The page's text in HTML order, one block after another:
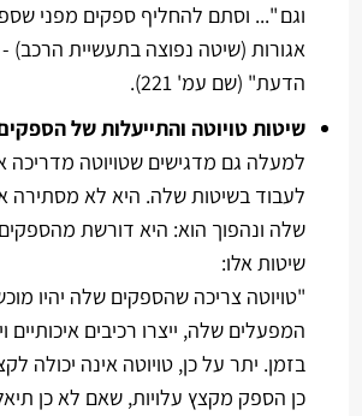
וגם "... וסתם להחליף ספקים מפני
אגורות (שיטה נפוצה בתעשיית הרכב)
הדעת" (שם עמ' 221).
שיטות טויוטה והתייעלות של
למעלה גם מדגישים שטויוטה
לעבוד בשיטות שלה. היא לא מסתירה
שלה ונהפוך הוא: היא דורשת
שיטות אלו:
"טויוטה צריכה שהספקים שלה יהיו
המפעלים שלה, ייצרו רכיבים איכותיים
בזמן. יתר על כן, טויוטה אינה יכולה
כן הספק מקצץ עלויות, שאם לא כן